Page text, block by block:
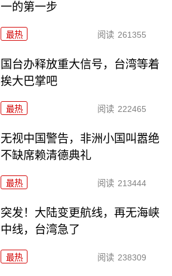
一的第一步
最热 阅读 261355
国台办释放重大信号，台湾等着
挨大巴掌吧
最热 阅读 222465
无视中国警告，非洲小国叫嚣绝
不缺席赖清德典礼
最热 阅读 213444
突发！大陆变更航线，再无海峡
中线，台湾急了
最热 阅读 238309